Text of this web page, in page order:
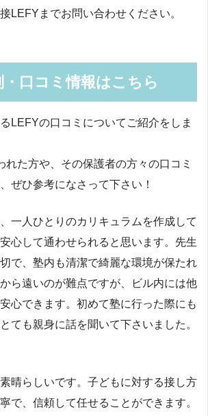
LEFYまでお問い合わせください。
口コミ情報はこちら
LEFYの口コミについてご紹介をしま
れた方や、その保護者の方々の口コミ
ぜひ参考になさって下さい！
一人ひとりのカリキュラムを作成して
心して通わせられると思います。先生
で、塾内も清潔で綺麗な環境が保たれ
ら遠いのが難点ですが、ビル内には他
心できます。初めて塾に行った際にも
ても親身に話を聞いて下さいました。
晴らしいです。子どもに対する接し方
で、信頼して任せることができます。